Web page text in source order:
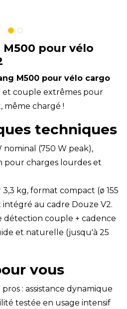
pour vélo
M500 pour vélo cargo
et couple extrêmes pour
même chargé !
techniques
nominal (750 W peak),
pour charges lourdes et
kg, format compact (ø 155
au cadre Douze V2.
détection couple + cadence
et naturelle (jusqu'à 25
vous
: assistance dynamique
testée en usage intensif